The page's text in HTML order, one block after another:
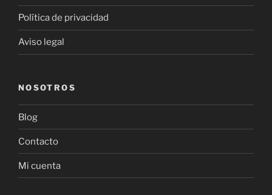
Política de privacidad
Aviso legal
NOSOTROS
Blog
Contacto
Mi cuenta